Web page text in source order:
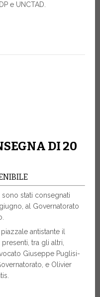
e UNCTAD.
DI 20
stati consegnati
al Governatorato
antistante il
tra gli altri,
Giuseppe Puglisi-
e Olivier